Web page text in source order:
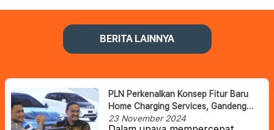
BERITA LAINNYA
PLN Perkenalkan Konsep Fitur Baru
Home Charging Services, Gandeng
BYD Percepat Ekosistem Kendaraan
23 November 2024